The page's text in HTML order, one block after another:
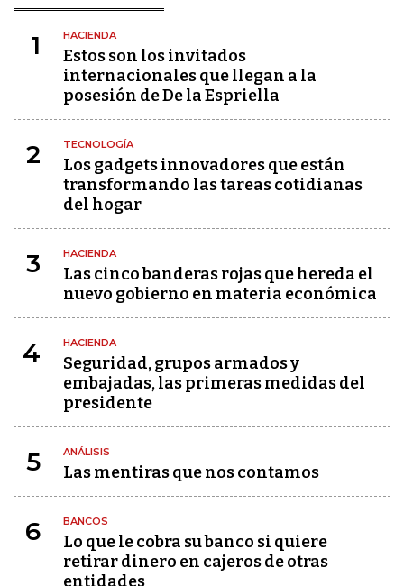
1 HACIENDA
Estos son los invitados
internacionales que llegan a la
posesión de De la Espriella
2 TECNOLOGÍA
Los gadgets innovadores que están
transformando las tareas cotidianas
del hogar
3 HACIENDA
Las cinco banderas rojas que hereda el
nuevo gobierno en materia económica
4 HACIENDA
Seguridad, grupos armados y
embajadas, las primeras medidas del
presidente
5 ANÁLISIS
Las mentiras que nos contamos
6 BANCOS
Lo que le cobra su banco si quiere
retirar dinero en cajeros de otras
entidades